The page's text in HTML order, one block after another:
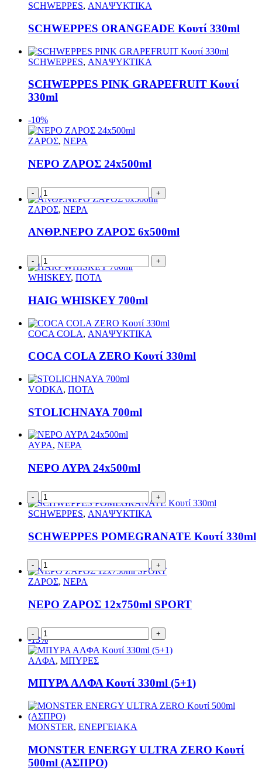
SCHWEPPES, ΑΝΑΨΥΚΤΙΚΑ
SCHWEPPES ORANGEADE Kουτί 330ml
SCHWEPPES, ΑΝΑΨΥΚΤΙΚΑ
SCHWEPPES PINK GRAPEFRUIT Κουτί
330ml
-10%
ΖΑΡΟΣ, ΝΕΡΑ
ΝΕΡΟ ΖΑΡΟΣ 24x500ml
- +
ΖΑΡΟΣ, ΝΕΡΑ
ΑΝΘΡ.ΝΕΡΟ ΖΑΡΟΣ 6x500ml
- +
WHISKEY, ΠΟΤΑ
HAIG WHISKEY 700ml
COCA COLA, ΑΝΑΨΥΚΤΙΚΑ
COCA COLA ZERO Κουτί 330ml
VODKA, ΠΟΤΑ
STOLICHNAYA 700ml
ΑΥΡΑ, ΝΕΡΑ
ΝΕΡΟ ΑΥΡΑ 24x500ml
- +
SCHWEPPES, ΑΝΑΨΥΚΤΙΚΑ
SCHWEPPES POMEGRANATE Κουτί 330ml
- +
ΖΑΡΟΣ, ΝΕΡΑ
ΝΕΡΟ ΖΑΡΟΣ 12x750ml SPORT
- +
-13%
ΑΛΦΑ, ΜΠΥΡΕΣ
ΜΠΥΡΑ ΑΛΦΑ Κουτί 330ml (5+1)
MONSTER, ΕΝΕΡΓΕΙΑΚΑ
MONSTER ENERGY ULTRA ZERO Κουτί
500ml (ΑΣΠΡΟ)